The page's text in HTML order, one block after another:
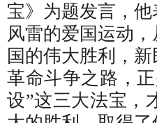
宝》为题发言，
风雷的爱国运动
国的伟大胜利，
革命斗争之路，
设”这三大法宝，